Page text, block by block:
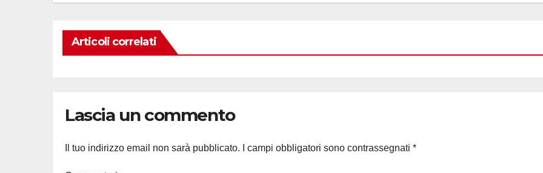
Articoli correlati
Lascia un commento
Il tuo indirizzo email non sarà pubblicato. I campi obbligatori sono contrassegnati *